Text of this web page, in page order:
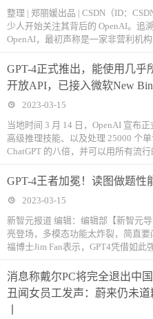
整理 | 郑丽媛出品 | CSDN（ID：
少人开始关注其背后的 OpenAI。追
OpenAI，最初声称是一家非营利机
GPT-4正式推出，能使用几
开放API，已接入微软New
2023-03-15
当地时间 3 月 14 日，OpenAI 宣布
高级推理技能、以及处理 25000 个
ChatGPT 的八倍，并可以用所有流行
GPT-4王者加冕！读图做题
2023-03-15
新智元报道 编辑：编辑部【新智元
亮登场，多模态功能太炸裂，简直
福博士Jim Fan表示，GPT4凭借如此
消息称戴尔PC将完全退出中
丑闻女员工发声：蔚来仍未